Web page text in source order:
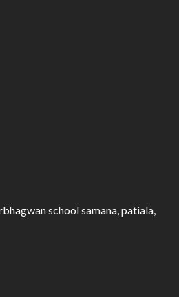
school samana, patiala,